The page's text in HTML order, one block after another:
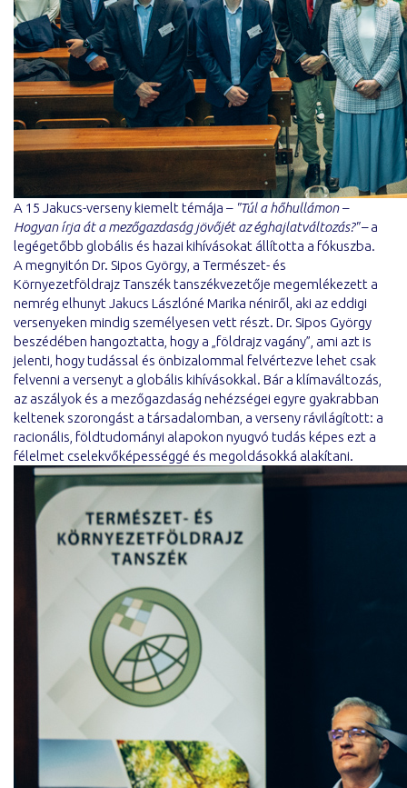
A 15 Jakucs-verseny kiemelt témája – "Túl a hőhullámon –
Hogyan írja át a mezőgazdaság jövőjét az éghajlatváltozás?"– a
legégetőbb globális és hazai kihívásokat állította a fókuszba.
A megnyitón Dr. Sipos György, a Természet- és
Környezetföldrajz Tanszék tanszékvezetője megemlékezett a
nemrég elhunyt Jakucs Lászlóné Marika néniről, aki az eddigi
versenyeken mindig személyesen vett részt. Dr. Sipos György
beszédében hangoztatta, hogy a „földrajz vagány”, ami azt is
jelenti, hogy tudással és önbizalommal felvértezve lehet csak
felvenni a versenyt a globális kihívásokkal. Bár a klímaváltozás,
az aszályok és a mezőgazdaság nehézségei egyre gyakrabban
keltenek szorongást a társadalomban, a verseny rávilágított: a
racionális, földtudományi alapokon nyugvó tudás képes ezt a
félelmet cselekvőképességgé és megoldásokká alakítani.